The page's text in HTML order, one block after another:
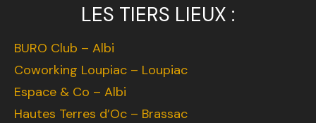
LES TIERS LIEUX :
BURO Club – Albi
Coworking Loupiac – Loupiac
Espace & Co – Albi
Hautes Terres d’Oc – Brassac